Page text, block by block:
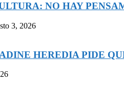
NO HAY
3, 2026
HEREDIA PIDE